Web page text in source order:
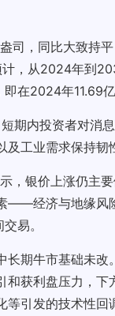
，同比大致持
，从2024年到
在2024年11.69
期内投资者对消
工业需求保持韧
银价上涨仍主
——经济与地缘
易。
期牛市基础未
获利盘压力，
引发的技术性